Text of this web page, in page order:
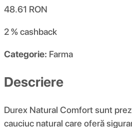
48.61 RON
2 %cashback
Categorie: Farma
Descriere
Durex Natural Comfort sunt
cauciuc natural care oferă